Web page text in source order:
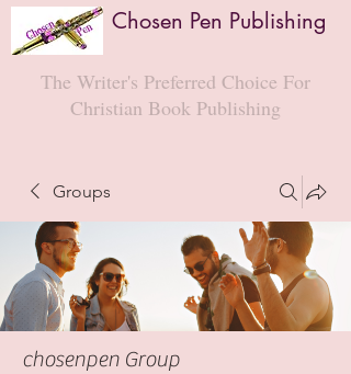
Chosen Pen Publishing
The Writer's Preferred Choice For
Christian Book Publishing
Groups
chosenpen Group